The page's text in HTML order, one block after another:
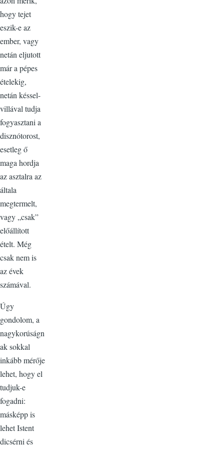
hogy tejet
eszik-e az
ember, vagy
netán eljutott
már a pépes
ételekig,
netán késsel-
villával tudja
fogyasztani a
disznótorost,
esetleg ő
maga hordja
az asztalra az
általa
megtermelt,
vagy „csak”
előállított
ételt. Még
csak nem is
az évek
számával.
Úgy
gondolom, a
nagykorúságn
ak sokkal
inkább mérője
lehet, hogy el
tudjuk-e
fogadni:
másképp is
lehet Istent
dicsérni és